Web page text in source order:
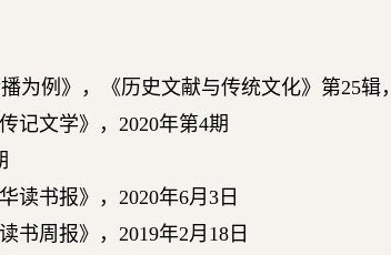
为例》，《历史文献与传统文化》第25辑，
记文学》， 2020年第4期
读书报》， 2020年6月 3 日
书周报》， 2019年2月 18 日